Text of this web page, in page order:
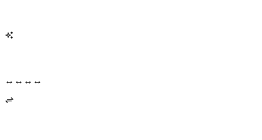
La conversión de formato (DD ↔ DDM ↔ DMS) y el cambio de sistema de coordenadas (WGS84 ↔ GCJ-02 ↔ BD-09) se actualizan mientras escribes — sin botones que pulsar.